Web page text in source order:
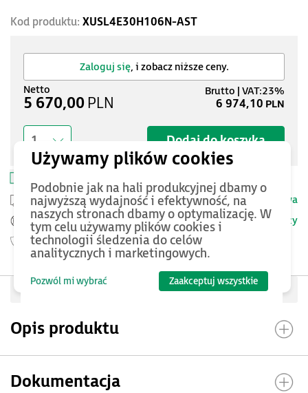
Kod produktu: XUSL4E30H106N-AST
Zaloguj się, i zobacz niższe ceny.
Dodaj do koszyka
1
5 670,00 PLN 6 974,10 PLN
Przesyłka kurierska -25 PLN netto
Dostawa
Pomoc Techniczna ASTOR
Szczegóły
Gwarancja18 miesięcy
Oceń produkt
Opis produktu
Dokumentacja
Podobnie jak na hali produkcyjnej dbamy o
najwyższą wydajność i efektywność, na
naszych stronach dbamy o optymalizację. W
tym celu używamy plików cookies i
technologii śledzenia do celów
analitycznych i marketingowych.
Pozwól mi wybrać Zaakceptuj wszystkie